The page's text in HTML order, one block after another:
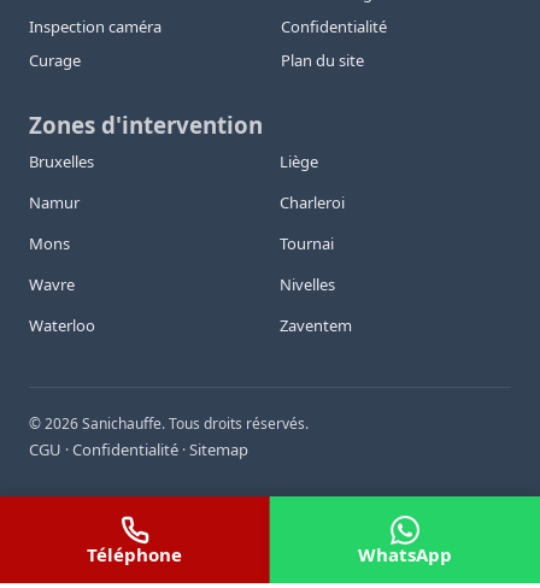
Inspection caméra
Curage
Confidentialité
Plan du site
Zones d'intervention
Bruxelles
Liège
Namur
Charleroi
Mons
Tournai
Wavre
Nivelles
Waterloo
Zaventem
©2026Sanichauffe. Tous droits réservés.
CGU ·Confidentialité ·Sitemap